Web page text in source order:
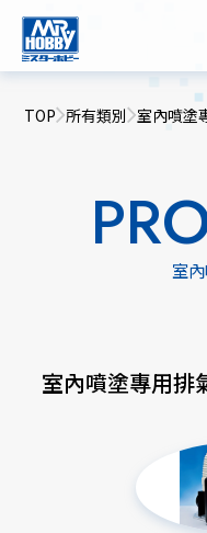
TOP 所有類別 室內噴塗
室
室內噴塗專用排